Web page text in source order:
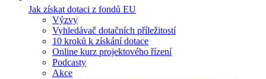
Jak získat dotaci z fondů EU
Výzvy
Vyhledávač dotačních příležitostí
10 kroků k získání dotace
Online kurz projektového řízení
Podcasty
Akce